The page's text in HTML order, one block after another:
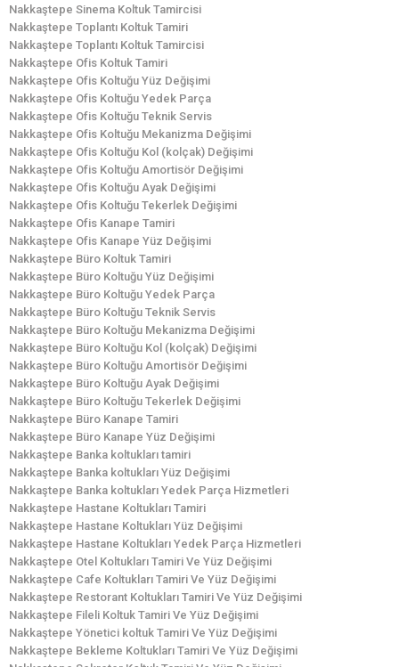
Nakkaştepe Sinema Koltuk Tamircisi
Nakkaştepe Toplantı Koltuk Tamiri
Nakkaştepe Toplantı Koltuk Tamircisi
Nakkaştepe Ofis Koltuk Tamiri
Nakkaştepe Ofis Koltuğu Yüz Değişimi
Nakkaştepe Ofis Koltuğu Yedek Parça
Nakkaştepe Ofis Koltuğu Teknik Servis
Nakkaştepe Ofis Koltuğu Mekanizma Değişimi
Nakkaştepe Ofis Koltuğu Kol (kolçak) Değişimi
Nakkaştepe Ofis Koltuğu Amortisör Değişimi
Nakkaştepe Ofis Koltuğu Ayak Değişimi
Nakkaştepe Ofis Koltuğu Tekerlek Değişimi
Nakkaştepe Ofis Kanape Tamiri
Nakkaştepe Ofis Kanape Yüz Değişimi
Nakkaştepe Büro Koltuk Tamiri
Nakkaştepe Büro Koltuğu Yüz Değişimi
Nakkaştepe Büro Koltuğu Yedek Parça
Nakkaştepe Büro Koltuğu Teknik Servis
Nakkaştepe Büro Koltuğu Mekanizma Değişimi
Nakkaştepe Büro Koltuğu Kol (kolçak) Değişimi
Nakkaştepe Büro Koltuğu Amortisör Değişimi
Nakkaştepe Büro Koltuğu Ayak Değişimi
Nakkaştepe Büro Koltuğu Tekerlek Değişimi
Nakkaştepe Büro Kanape Tamiri
Nakkaştepe Büro Kanape Yüz Değişimi
Nakkaştepe Banka koltukları tamiri
Nakkaştepe Banka koltukları Yüz Değişimi
Nakkaştepe Banka koltukları Yedek Parça Hizmetleri
Nakkaştepe Hastane Koltukları Tamiri
Nakkaştepe Hastane Koltukları Yüz Değişimi
Nakkaştepe Hastane Koltukları Yedek Parça Hizmetleri
Nakkaştepe Otel Koltukları Tamiri Ve Yüz Değişimi
Nakkaştepe Cafe Koltukları Tamiri Ve Yüz Değişimi
Nakkaştepe Restorant Koltukları Tamiri Ve Yüz Değişimi
Nakkaştepe Fileli Koltuk Tamiri Ve Yüz Değişimi
Nakkaştepe Yönetici koltuk Tamiri Ve Yüz Değişimi
Nakkaştepe Bekleme Koltukları Tamiri Ve Yüz Değişimi